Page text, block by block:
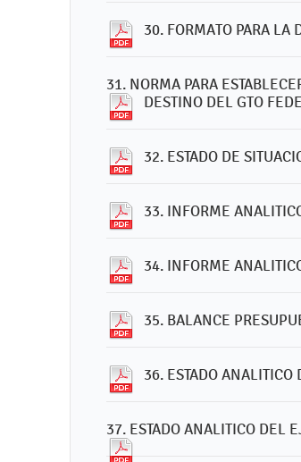
30. FORMATO PARA LA
31. NORMA PARA
DESTINO DEL GTO
32. ESTADO DE
33. INFORME
34. INFORME
35. BALANCE
36. ESTADO ANALITICO
37. ESTADO ANALITICO DEL